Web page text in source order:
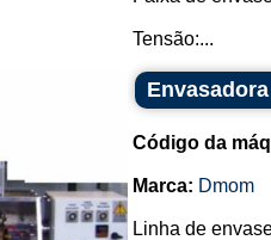
Tensão:...
Código da
Marca: Dmom
Linha de